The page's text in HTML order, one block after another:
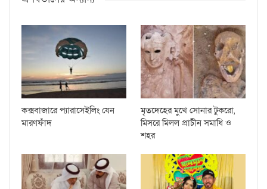
কক্সবাজারে প্যারাসেইলিং যেন
মারণফাঁদ
মৃতদেহের মুখে সোনার টুকরো,
মিসরে মিলল প্রাচীন সমাধি ও
শহর